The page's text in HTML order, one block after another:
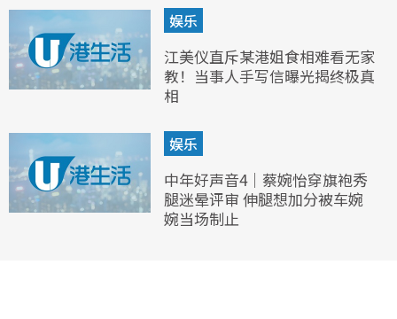
娱乐
江美仪直斥某港姐食相难看无家
教！当事人手写信曝光揭终极真
相
娱乐
中年好声音4｜蔡婉怡穿旗袍秀
腿迷晕评审 伸腿想加分被车婉
婉当场制止